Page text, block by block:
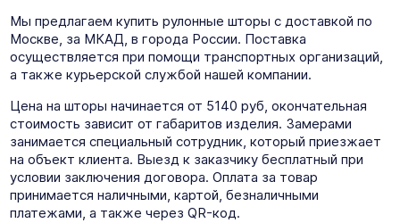
Мы предлагаем купить рулонные шторы с доставкой по
Москве, за МКАД, в города России. Поставка
осуществляется при помощи транспортных организаций,
а также курьерской службой нашей компании.
Цена на шторы начинается от 5140 руб, окончательная
стоимость зависит от габаритов изделия. Замерами
занимается специальный сотрудник, который приезжает
на объект клиента. Выезд к заказчику бесплатный при
условии заключения договора. Оплата за товар
принимается наличными, картой, безналичными
платежами, а также через QR-код.